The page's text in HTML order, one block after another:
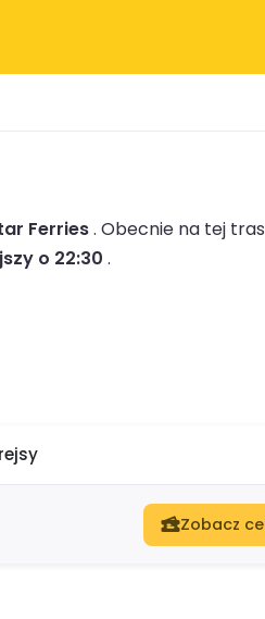
Ferries. Obecnie na tej
o 22:30 .
Zobacz